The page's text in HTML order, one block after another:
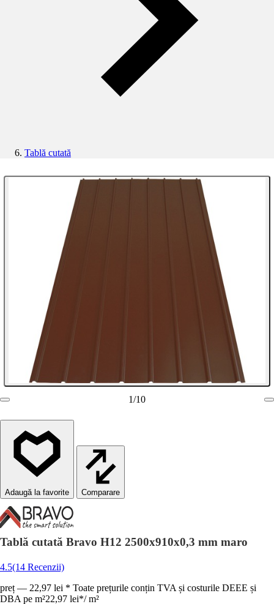
Tablă cutată
1/10
Comparare
Tablă cutată Bravo H12 2500x910x0,3 mm maro
4.5(14 Recenzii)
preț — 22,97 lei * Toate prețurile conțin TVA și costurile DEEE și
DBA pe m²22,97 lei*/ m²